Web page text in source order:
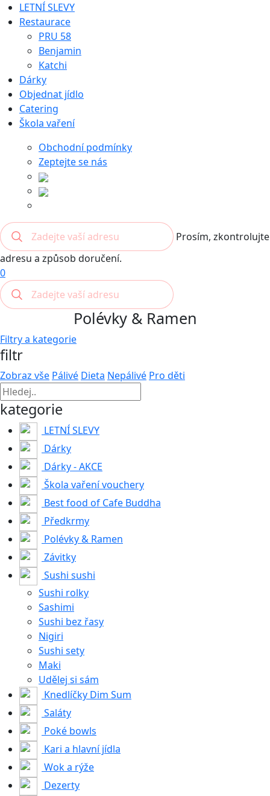
LETNÍ SLEVY
Restaurace
PRU 58
Benjamin
Katchi
Dárky
Objednat jídlo
Catering
Škola vaření
Obchodní podmínky
Zeptejte se nás
Prosím, zkontrolujte
adresu a způsob doručení.
0
Polévky & Ramen
Filtry a kategorie
filtr
Zobraz vše Pálivé Dieta Nepálivé Pro děti
kategorie
LETNÍ SLEVY
Dárky
Dárky - AKCE
Škola vaření vouchery
Best food of Cafe Buddha
Předkrmy
Polévky & Ramen
Závitky
Sushi sushi
Sushi rolky
Sashimi
Sushi bez řasy
Nigiri
Sushi sety
Maki
Udělej si sám
Knedlíčky Dim Sum
Saláty
Poké bowls
Kari a hlavní jídla
Wok a rýže
Dezerty